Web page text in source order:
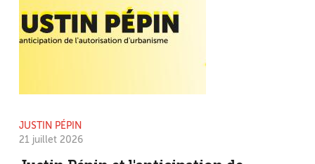
JUSTIN PÉPIN
21 juillet 2026